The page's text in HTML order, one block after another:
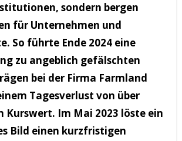
sondern bergen
für Unternehmen und
So führte Ende 2024 eine
zu angeblich gefälschten
bei der Firma Farmland
Tagesverlust von über
Kurswert. Im Mai 2023 löste ein
Bild einen kurzfristigen